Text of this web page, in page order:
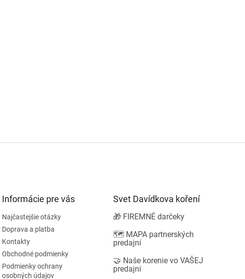
Informácie pre vás
Najčastejšie otázky
Doprava a platba
Kontakty
Obchodné podmienky
Podmienky ochrany
osobných údajov
Svet Davídkova koření
🎁 FIREMNÉ darčeky
🗺️ MAPA partnerských
predajní
🤝 Naše korenie vo VAŠEJ
predajni